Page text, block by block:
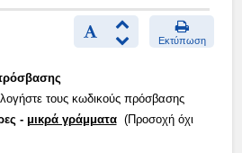
Εκτύπωση
τους κωδικούς πρόσβασης
- μικρά γράμματα(Προσοχή όχι